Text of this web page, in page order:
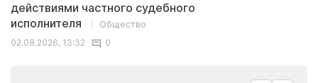
действиями частного судебного
исполнителя
Общество
02.08.2026, 13:32
0